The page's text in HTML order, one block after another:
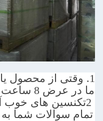
از محصول یا قیمت
داد.
های خوب آموزش
شما به زبان